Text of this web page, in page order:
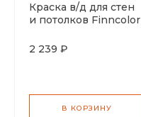
Краска в/д для стен
и потолков Finncolor
матовая 2,7л
2 239 ₽
В КОРЗИНУ